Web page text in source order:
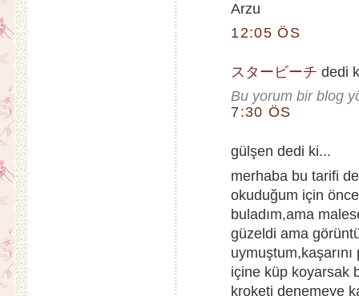
Arzu
12:05 ÖS
スタービーチ dedi
Bu yorum bir blog
7:30 ÖS
gülşen dedi ki...
merhaba bu tarifi
okuduğum için
buladım,ama
güzeldi ama
içine küp koyarsak
kroketi denemeye